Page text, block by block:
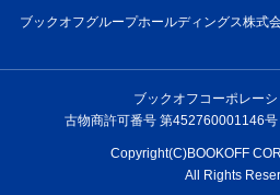
ブックオフグループホールディングス株式
ブックオフコーポレー
古物商許可番号 第452760001146
Copyright(C)BOOKOFF
All Rights